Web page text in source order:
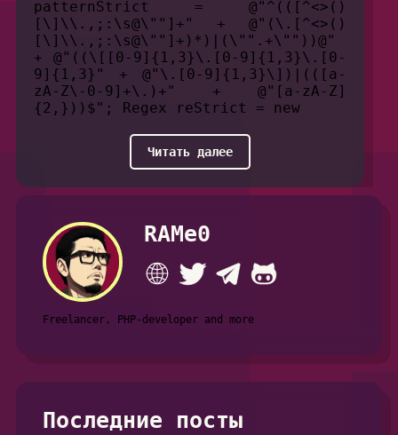
patternStrict = @"^(([^<>()
[\]\\.,;:\s@\""]+" + @"(\.[^<>()
[\]\\.,;:\s@\""]+)*)|(\"".+\""))@"
+ @"((\[[0-9]{1,3}\.[0-9]{1,3}\.[0-
9]{1,3}" + @"\.[0-9]{1,3}\])|(([a-
zA-Z\-0-9]+\.)+" + @"[a-zA-Z]
{2,}))$"; Regex reStrict = new
Читать далее
RAMe0
Freelancer, PHP-developer and more
Последние посты